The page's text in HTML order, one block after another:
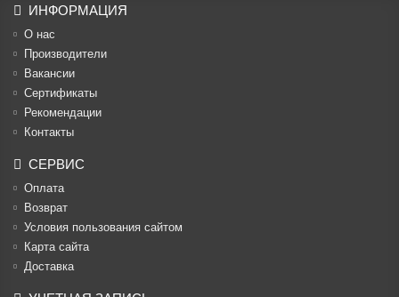
ИНФОРМАЦИЯ
О нас
Производители
Вакансии
Cертификаты
Рекомендации
Контакты
СЕРВИС
Оплата
Возврат
Условия пользования сайтом
Карта сайта
Доставка